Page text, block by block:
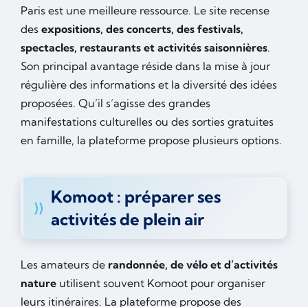
Paris est une meilleure ressource. Le site recense
des expositions, des concerts, des festivals,
spectacles, restaurants et activités saisonnières.
Son principal avantage réside dans la mise à jour
régulière des informations et la diversité des idées
proposées. Qu’il s’agisse des grandes
manifestations culturelles ou des sorties gratuites
en famille, la plateforme propose plusieurs options.
Komoot : préparer ses
activités de plein air
Les amateurs de randonnée, de vélo et d’activités
nature utilisent souvent Komoot pour organiser
leurs itinéraires. La plateforme propose des